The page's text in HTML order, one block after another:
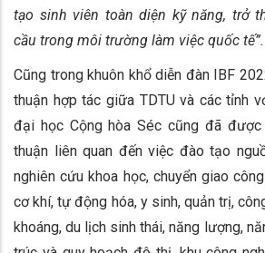
tạo sinh viên toàn diện kỹ năng, trở
cầu trong môi trường làm việc quốc tế”.
Cũng trong khuôn khổ diễn đàn IBF
thuận hợp tác giữa TDTU và các tỉnh
đại học Cộng hòa Séc cũng đã được
thuận liên quan đến việc đào tạo
nghiên cứu khoa học, chuyển giao
cơ khí, tự động hóa, y sinh, quản trị,
khoáng, du lịch sinh thái, năng lượng,